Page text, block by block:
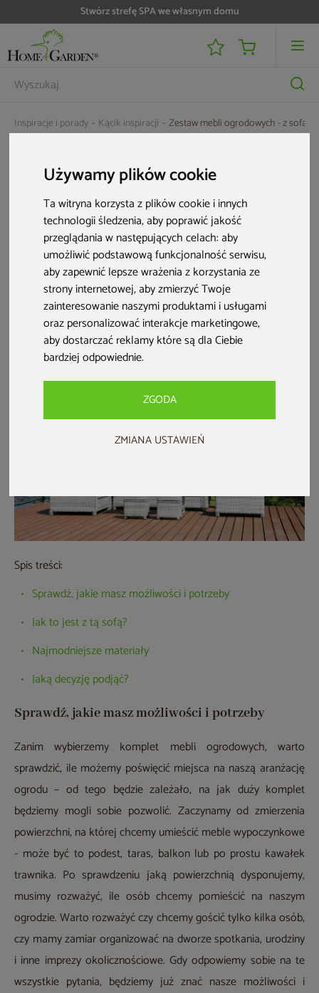
Używamy plików cookie
Ta witryna korzysta z plików cookie i innych
technologii śledzenia, aby poprawić jakość
przeglądania w następujących celach:aby
umożliwić podstawową funkcjonalność serwisu,
aby zapewnić lepsze wrażenia z korzystania ze
strony internetowej,aby zmierzyć Twoje
zainteresowanie naszymi produktami i usługami
oraz personalizować interakcje marketingowe,
aby dostarczać reklamy które są dla Ciebie
bardziej odpowiednie.
ZGODA
ZMIANA USTAWIEŃ
Stwórz strefę SPA we własnym domu
Inspiracje i porady Kącik inspiracji Zestaw mebli ogrodowych - z sofą
bez?
HOME & GARDEN• 23 maj. 2019 r. • 3 min czytania
Na zestawmebli ogrodowychzawsze składa się kilka
elementów, taki zestaw na pewno musi posiadać stół oraz
miejsce do siedzenia. W tym miejscu warto postawić pytanie,
czy wolimy siedzieć na krzesłach, fotelach, ławce, a może
chcemy, aby w naszym zestawie była duża i wygodna
ogrodowadla kilku osób?
Spis treści:
Sprawdź, jakie masz możliwości i potrzeby
Jak to jest z tą sofą?
Najmodniejsze materiały
Jaką decyzję podjąć?
Sprawdź, jakie masz możliwości i potrzeby
Zanim wybierzemy komplet mebli ogrodowych, warto
sprawdzić, ile możemy poświęcić miejsca na naszą aranżację
ogrodu – od tego będzie zależało, na jak duży komplet
będziemy mogli sobie pozwolić. Zaczynamy od zmierzenia
powierzchni, na której chcemy umieścić meble wypoczynkowe
- może być to podest, taras, balkon lub po prostu kawałek
trawnika. Po sprawdzeniu jaką powierzchnią dysponujemy,
musimy rozważyć, ile osób chcemy pomieścić na naszym
ogrodzie. Warto rozważyć czy chcemy gościć tylko kilka osób,
czy mamy zamiar organizować na dworze spotkania, urodziny
i inne imprezy okolicznościowe. Gdy odpowiemy sobie na te
wszystkie pytania, będziemy już znać nasze możliwości i